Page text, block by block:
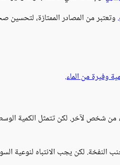
وتعتبر من المصادر الممتازة، لتحسين
وفيرة من الماء.
لكن يجب الانتباه لنوعية